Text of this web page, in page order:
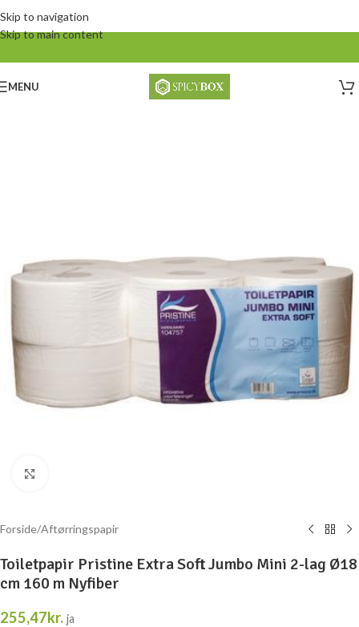
Skip to navigation
Skip to main content
MENU
Forside/Aftørringspapir
Toiletpapir Pristine Extra Soft Jumbo Mini 2-lag Ø18
cm 160 m Nyfiber
255,47kr. ja